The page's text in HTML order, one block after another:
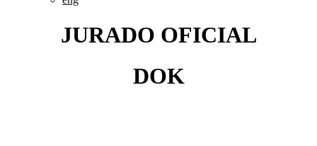
JURADO OFICIAL
DOK